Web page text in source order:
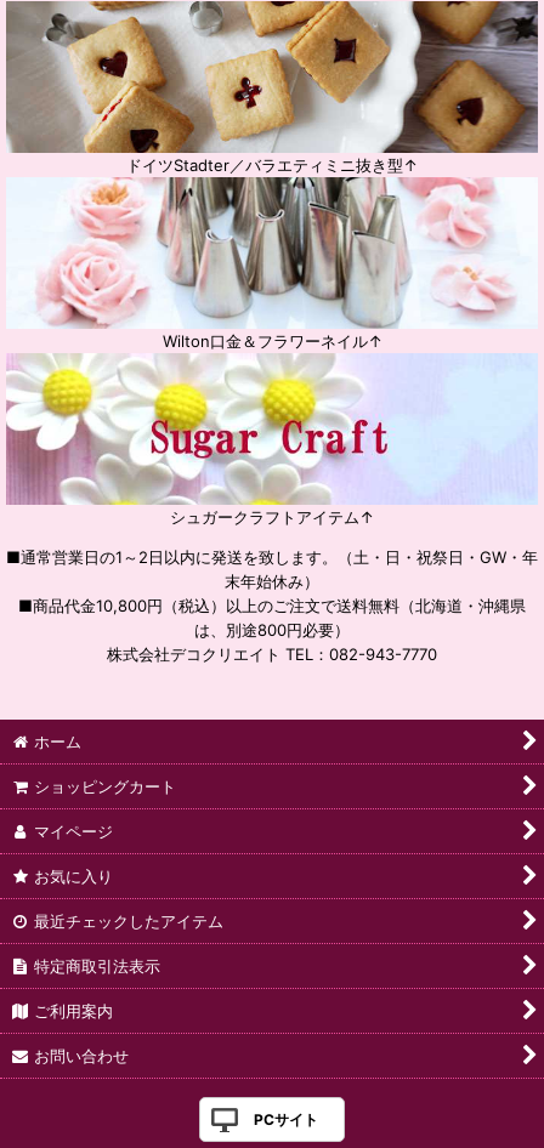
ドイツStadter／バラエティミニ抜き型↑
Wilton口金＆フラワーネイル↑
シュガークラフトアイテム↑
■通常営業日の1～2日以内に発送を致します。（土・日・祝祭日・GW・年
末年始休み）
■商品代金10,800円（税込）以上のご注文で送料無料（北海道・沖縄県
は、別途800円必要）
株式会社デコクリエイト TEL：082-943-7770
ホーム
ショッピングカート
マイページ
お気に入り
最近チェックしたアイテム
特定商取引法表示
ご利用案内
お問い合わせ
PCサイト